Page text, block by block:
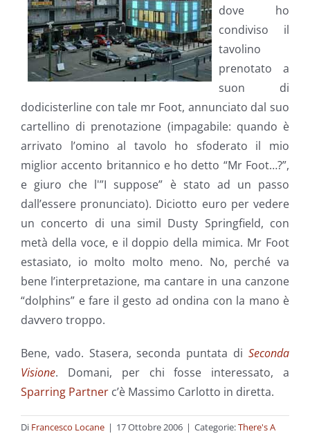
dove ho
condiviso il
tavolino
prenotato a
suon di
dodicisterline con tale mr Foot, annunciato dal suo
cartellino di prenotazione (impagabile: quando è
arrivato l’omino al tavolo ho sfoderato il mio
miglior accento britannico e ho detto “Mr Foot…?”,
e giuro che l'”I suppose” è stato ad un passo
dall’essere pronunciato). Diciotto euro per vedere
un concerto di una simil Dusty Springfield, con
metà della voce, e il doppio della mimica. Mr Foot
estasiato, io molto molto meno. No, perché va
bene l’interpretazione, ma cantare in una canzone
“dolphins” e fare il gesto ad ondina con la mano è
davvero troppo.
Bene, vado. Stasera, seconda puntata di Seconda
Visione. Domani, per chi fosse interessato, a
Sparring Partner c’è Massimo Carlotto in diretta.
Di Francesco Locane | 17 Ottobre 2006 | Categorie:There's A